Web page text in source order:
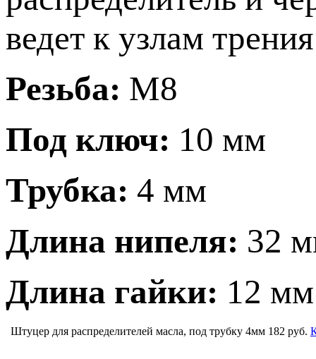
ведет к узлам
Резьба: M8
Под ключ: 10 мм
Трубка: 4 мм
Длина нипеля: 32
Длина гайки: 12 мм
Штуцер для распределителей масла, под трубку 4мм 182 руб.